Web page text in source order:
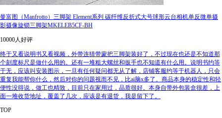
曼富图（Manfrotto）三脚架 Element系列 碳纤维反折式大号球形云台相机单反微单摄
影摄像旋锁三脚架MKELEB5CF-BH
10000人好评
终于又看说明书又看视频，外带连猜带蒙把三脚架装好了，不过现在也还是不知道那
个刻度标尺是做什么用的。还有一堆粗大螺丝和扳手也不知道有什么用。说明书约等
于无，应该叫安装图示，一旦有任何疑问都无从了解，店铺客服约等于机器人，只会
重复我能帮你什么，然后对你的问题视而不见，比ai脑x多了。商品本身的稳定性和轻
便性没得说，做工也精致，目前只在家用过，品质很好。本身自带外包装盒很差，上
面一堆收货地址，覆盖了几次，应该是有退货，我是留下了。
TOP